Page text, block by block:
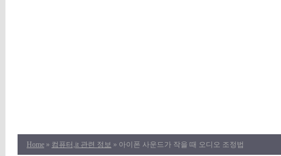
Home » 컴퓨터,it 관련 정보 » 아이폰 사운드가 작을 때 오디오 조정법